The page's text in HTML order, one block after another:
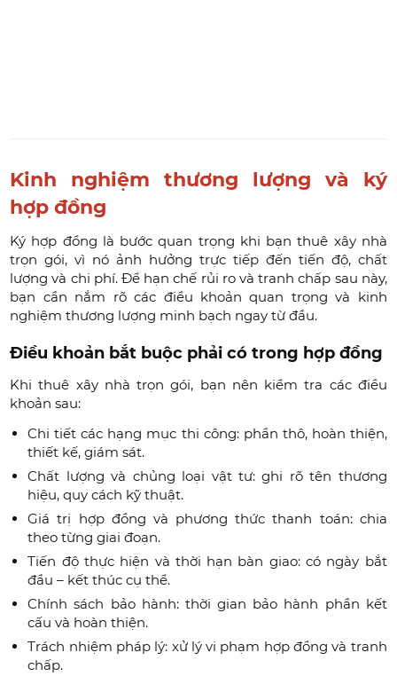
Kinh nghiệm thương lượng và ký
hợp đồng
Ký hợp đồng là bước quan trọng khi bạn thuê xây nhà
trọn gói, vì nó ảnh hưởng trực tiếp đến tiến độ, chất
lượng và chi phí. Để hạn chế rủi ro và tranh chấp sau này,
bạn cần nắm rõ các điều khoản quan trọng và kinh
nghiệm thương lượng minh bạch ngay từ đầu.
Điều khoản bắt buộc phải có trong hợp đồng
Khi thuê xây nhà trọn gói, bạn nên kiểm tra các điều
khoản sau:
Chi tiết các hạng mục thi công: phần thô, hoàn thiện,
thiết kế, giám sát.
Chất lượng và chủng loại vật tư: ghi rõ tên thương
hiệu, quy cách kỹ thuật.
Giá trị hợp đồng và phương thức thanh toán: chia
theo từng giai đoạn.
Tiến độ thực hiện và thời hạn bàn giao: có ngày bắt
đầu – kết thúc cụ thể.
Chính sách bảo hành: thời gian bảo hành phần kết
cấu và hoàn thiện.
Trách nhiệm pháp lý: xử lý vi phạm hợp đồng và tranh
chấp.